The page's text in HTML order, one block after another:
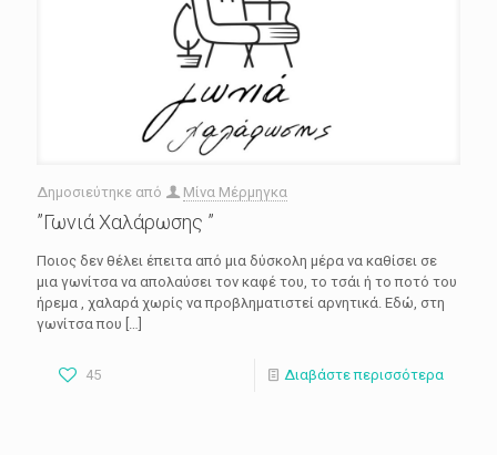
Δημοσιεύτηκε από Μίνα Μέρμηγκα
”Γωνιά Χαλάρωσης ”
Ποιος δεν θέλει έπειτα από μια δύσκολη μέρα να καθίσει σε
μια γωνίτσα να απολαύσει τον καφέ του, το τσάι ή το ποτό του
ήρεμα , χαλαρά χωρίς να προβληματιστεί αρνητικά. Εδώ, στη
γωνίτσα που […]
45 Διαβάστε περισσότερα